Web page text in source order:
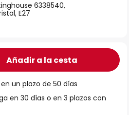
6338540,
E27
Añadir a la cesta
un plazo de 50 días
en 30 días o en 3 plazos con